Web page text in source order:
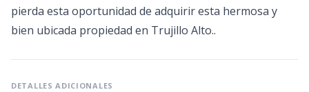
pierda esta oportunidad de adquirir esta hermosa y
bien ubicada propiedad en Trujillo Alto..
DETALLES ADICIONALES